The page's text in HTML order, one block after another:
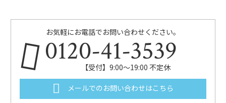
お気軽にお電話でお問い合わせください。
0120-41-3539
【受付】9:00～19:00 不定休
メールでのお問い合わせはこちら